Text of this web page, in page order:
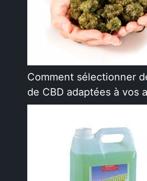
Comment sélectionner
de CBD adaptées à vos